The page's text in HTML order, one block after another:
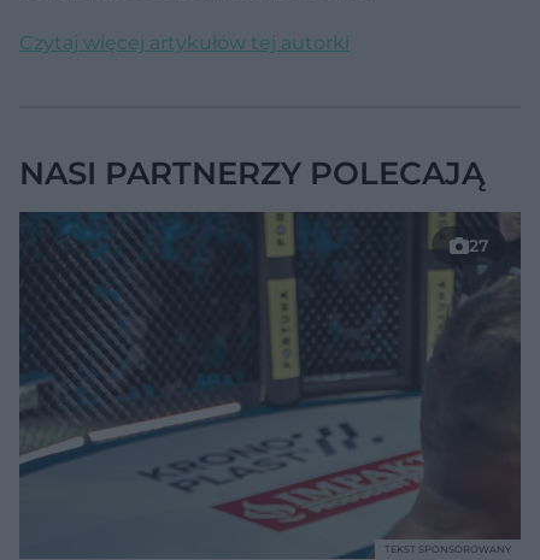
Czytaj więcej artykułów tej autorki
NASI PARTNERZY POLECAJĄ
27
TEKST SPONSOROWANY